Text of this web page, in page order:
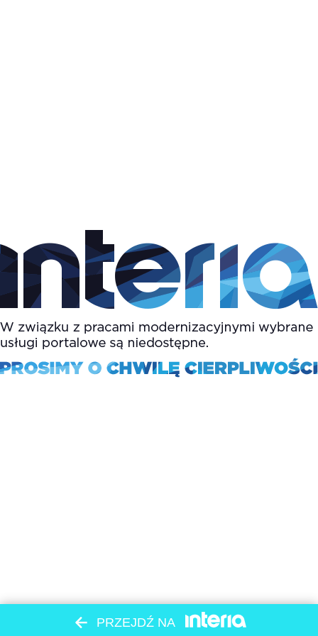
PRZEJDŹ NA